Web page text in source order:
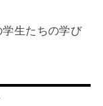
生たちの学び